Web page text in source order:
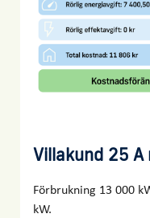
Villakund 25 A
Förbrukning 13 000
kW.